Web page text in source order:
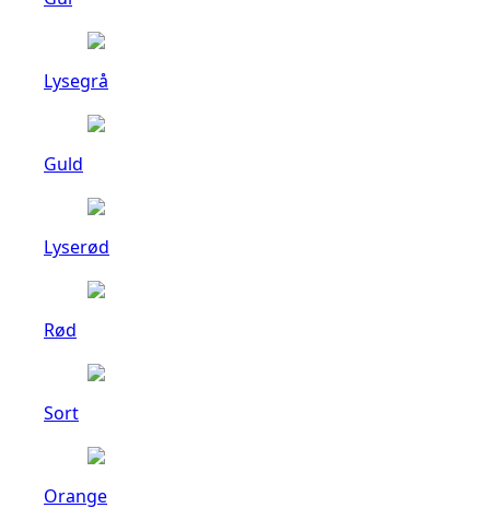
Lysegrå
Guld
Lyserød
Rød
Sort
Orange